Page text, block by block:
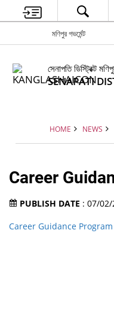
মণিপুর গভর্মেন্ট
সেনাপতি ডিস্ট্রিক্ট
SENAPATI
HOME NEWS
Career
PUBLISH DATE : 07/
Career Guidance Program